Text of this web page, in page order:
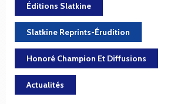
Éditions Slatkine
Slatkine Reprints-Érudition
Honoré Champion Et Diffusions
Actualités